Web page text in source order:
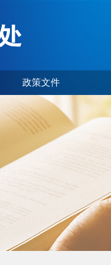
政策文件